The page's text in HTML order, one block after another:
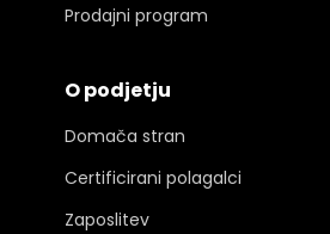
Prodajni program
O podjetju
Domača stran
Certificirani polagalci
Zaposlitev